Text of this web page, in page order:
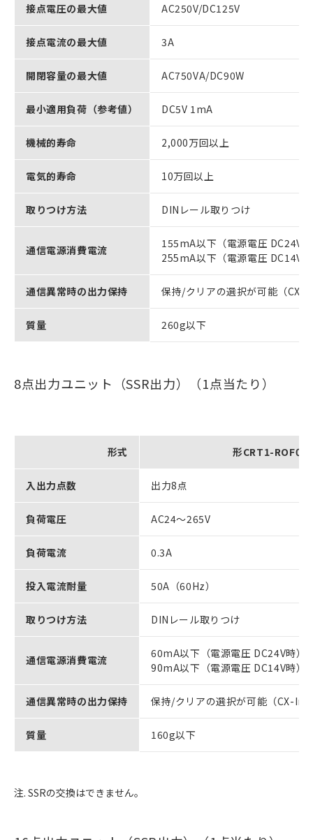
接点電圧の最大値 AC250V/DC125V
接点電流の最大値 3A
開閉容量の最大値 AC750VA/DC90W
最小適用負荷（参考値） DC5V 1mA
機械的寿命 2,000万回以上
電気的寿命 10万回以上
取りつけ方法 DINレール取りつけ
通信電源消費電流
155mA以下（電源電圧 DC24V
255mA以下（電源電圧 DC14V
通信異常時の出力保持 保持/クリアの選択が可能（
質量 260g以下
8点出力ユニット（SSR出力）（1点当たり）
形式 形CRT1-ROF08
入出力点数 出力8点
負荷電圧 AC24～265V
負荷電流 0.3A
投入電流耐量 50A（60Hz）
取りつけ方法 DINレール取りつけ
通信電源消費電流
60mA以下（電源電圧 DC24V時）
90mA以下（電源電圧 DC14V時）
通信異常時の出力保持 保持/クリアの選択が可能（CX-
質量 160g以下
注. SSRの交換はできません。